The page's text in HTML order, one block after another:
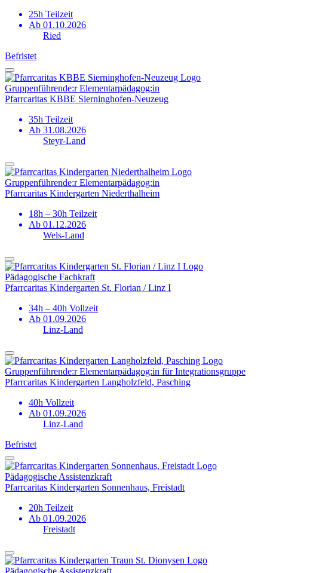
25h Teilzeit
Ab 01.10.2026
Ried
Befristet
Gruppen­führende:r Elementar­pädagog:in
Pfarrcaritas KBBE Sierninghofen-Neuzeug
35h Teilzeit
Ab 31.08.2026
Steyr-Land
Gruppen­führende:r Elementar­pädagog:in
Pfarrcaritas Kindergarten Niederthalheim
18h – 30h Teilzeit
Ab 01.12.2026
Wels-Land
Pädagogische Fachkraft
Pfarrcaritas Kindergarten St. Florian / Linz I
34h – 40h Vollzeit
Ab 01.09.2026
Linz-Land
Gruppen­führende:r Elementar­pädagog:in für Integrations­gruppe
Pfarrcaritas Kindergarten Langholzfeld, Pasching
40h Vollzeit
Ab 01.09.2026
Linz-Land
Befristet
Pädagogische Assistenzkraft
Pfarrcaritas Kindergarten Sonnenhaus, Freistadt
20h Teilzeit
Ab 01.09.2026
Freistadt